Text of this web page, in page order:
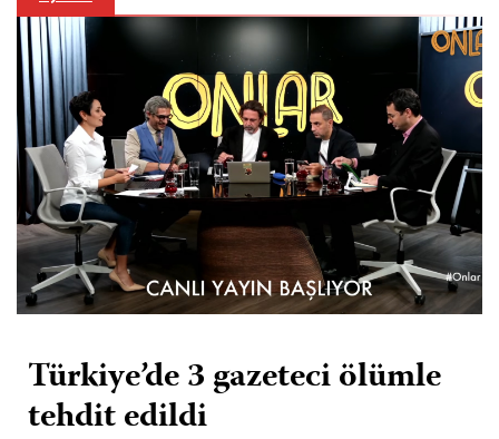
Türkiye’de 3 gazeteci ölümle
tehdit edildi